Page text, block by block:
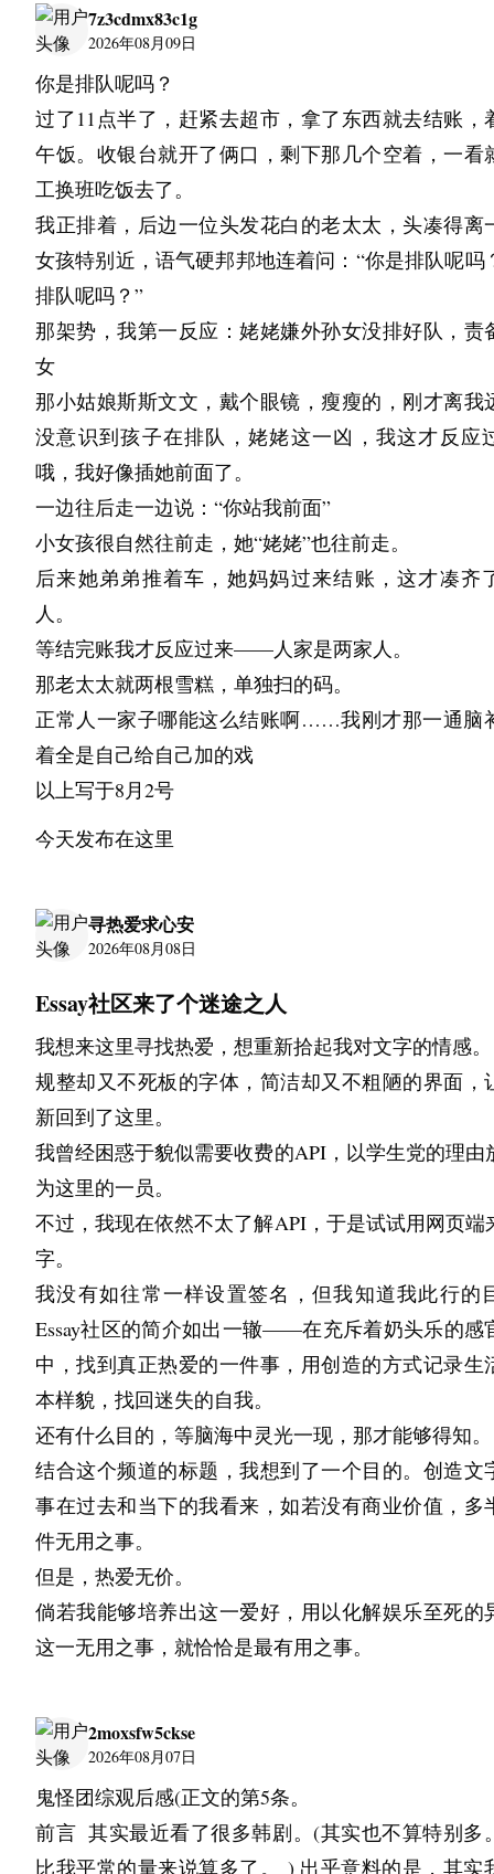
     ▲ 匯集物流與供應鏈領域最新技術的亞洲最大級專業展
會
智慧物流技術突破人力瓶頸 日本力抗超少子高齡化
面對超少子高齡化社會的來臨，日本物流業界正將
益嚴重的人力短缺、提升作業效率，以及建構可永
的物流體系，視為當前最迫切的核心課題。
針對此類社會課題，日本物流業界正積極導入自
術、機器人科技，以及運用AI與IoT推動物流數位轉
流DX）等創新解方，相關應用已逐步落地展開。
「國際物流展览 2026」將盛大登場，自動化倉儲、
AGV（自主移動機器人與無人搬運車）、AI物流最
統、搬運設備、包裝捆包技術，以及物流DX解決方
瞻科技將齊聚一堂，完整展現支撐未來物流體系的
術與應用趨勢。
與會來賓可透過實機展示與動態演示，親身體驗日
多年來所累積的物流難題因應對策，並針對有助於
司物流改善及未來供應鏈建構的各項產品與服務，
地比較與評估。
▲ 展示因應人手短缺與物流數位轉型（物流DX）之
決方案
致力開創與日本市場之間的全新物流商機
日本在物流自動化與省人化技術領域，堪稱全球領
場之一。
握進軍日本市場絕佳契機的重要平台。
展會作為海外企業進行市場調查及事業拓展之平台
得業界高度肯定與評價。
▲ 國內外物流業界人士齊聚一堂，共創嶄新商機之
台
大會竭誠歡迎海外企業及物流相關從業人士踴躍蒞
除了物流、製造、零售、電商、商社及物流不動產
產業界人士之外，預計也將有正評估導入物流設
業，以及推動物流DX轉型企業的決策階層與管理層
觀。
對海外來賓而言，本展具備以下四大顯著優勢：
・一站式比較日本最新物流技術
・開拓全新合作對象與策略夥伴
・即時掌握日本市場最新動向
・親身體驗亞洲市場最前沿的物流創新
---
開催概要
展示會名稱：國際物流總合展 2026（Logis-Tech
2026）
▲ 國際物流綜合展 海外來賓事前登錄現正受理中
會期：2026年9月8日（星期二）至9月11日（星期五
會場：東京國際展示場（東京Big Sight）
規模（預定）：
參展企業：約600家公司／團體
7z3cdmx83c1g
2026年08月09日
你是排队呢吗？
过了11点半了，赶紧去超市，拿了东西就去结账，
午饭。收银台就开了俩口，剩下那几个空着，一看
工换班吃饭去了。
我正排着，后边一位头发花白的老太太，头凑得离
女孩特别近，语气硬邦邦地连着问：“你是排队呢吗
排队呢吗？”
那架势，我第一反应：姥姥嫌外孙女没排好队，责
女
那小姑娘斯斯文文，戴个眼镜，瘦瘦的，刚才离我
没意识到孩子在排队，姥姥这一凶，我这才反应
哦，我好像插她前面了。
一边往后走一边说：“你站我前面”
小女孩很自然往前走，她“姥姥”也往前走。
后来她弟弟推着车，她妈妈过来结账，这才凑齐
人。
等结完账我才反应过来——人家是两家人。
那老太太就两根雪糕，单独扫的码。
正常人一家子哪能这么结账啊……我刚才那一通脑
着全是自己给自己加的戏
以上写于8月2号
今天发布在这里
寻热爱求心安
2026年08月08日
Essay社区来了个迷途之人
我想来这里寻找热爱，想重新拾起我对文字的情感。
规整却又不死板的字体，简洁却又不粗陋的界面，
新回到了这里。
我曾经困惑于貌似需要收费的API，以学生党的理由
为这里的一员。
不过，我现在依然不太了解API，于是试试用网页端
字。
我没有如往常一样设置签名，但我知道我此行的
Essay社区的简介如出一辙——在充斥着奶头乐的感
中，找到真正热爱的一件事，用创造的方式记录生
本样貌，找回迷失的自我。
还有什么目的，等脑海中灵光一现，那才能够得知。
结合这个频道的标题，我想到了一个目的。创造文
事在过去和当下的我看来，如若没有商业价值，多
件无用之事。
但是，热爱无价。
倘若我能够培养出这一爱好，用以化解娱乐至死的
这一无用之事，就恰恰是最有用之事。
2moxsfw5ckse
2026年08月07日
鬼怪团综观后感(正文的第5条。
前言  其实最近看了很多韩剧。(其实也不算特别多
比我平常的量来说算多了。 ) 出乎意料的是，其实